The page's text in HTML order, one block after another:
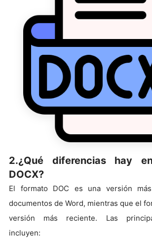
2.¿Qué diferencias hay
DOCX?
El formato DOC es una versión
documentos de Word, mientras que el
versión más reciente. Las
incluyen: